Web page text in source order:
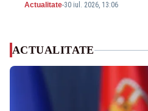
Actualitate-30 iul. 2026, 13:06
ACTUALITATE